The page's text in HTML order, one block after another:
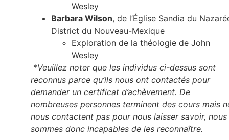
Wesley
Barbara Wilson, de l’Église Sandia du
District du Nouveau-Mexique
Exploration de la théologie de John
Wesley
*Veuillez noter que les individus ci-dessus sont
reconnus parce qu’ils nous ont contactés pour
demander un certificat d’achèvement. De
nombreuses personnes terminent des cours mais
nous contactent pas pour nous laisser savoir, nous
sommes donc incapables de les reconnaître.